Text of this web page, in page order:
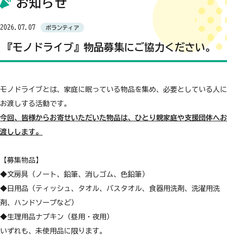
お知らせ
2026.07.07 ボランティア
『モノドライブ』物品募集にご協力ください。
モノドライブとは、家庭に眠っている物品を集め、必要としている人に
お渡しする活動です。
今回、皆様からお寄せいただいた物品は、ひとり親家庭や支援団体へお
渡しします。
【募集物品】
◆文房具（ノート、鉛筆、消しゴム、色鉛筆）
◆日用品（ティッシュ、タオル、バスタオル、食器用洗剤、洗濯用洗
剤、ハンドソープなど）
◆生理用品ナプキン（昼用・夜用）
いずれも、未使用品に限ります。